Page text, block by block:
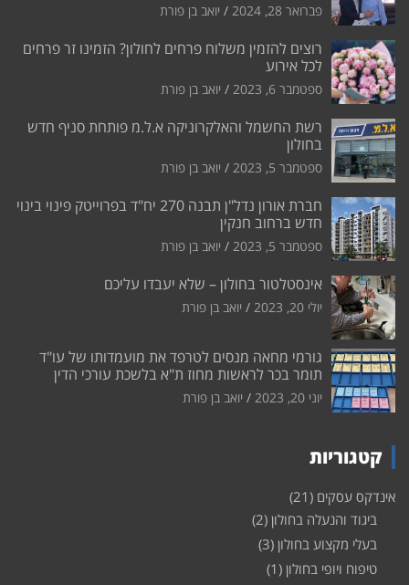
פברואר 28, 2024 יואב בן פורת
רוצים להזמין משלוח פרחים לחולון? הזמינו זר פרחים
לכל אירוע
ספטמבר 6, 2023 יואב בן פורת
רשת החשמל והאלקרוניקה א.ל.מ פותחת סניף חדש
בחולון
ספטמבר 5, 2023 יואב בן פורת
חברת אורון נדל"ן תבנה 270 יח"ד בפרוייטק פינוי בינוי
חדש ברחוב חנקין
ספטמבר 5, 2023 יואב בן פורת
אינסטלטור בחולון – שלא יעבדו עליכם
יולי 20, 2023 יואב בן פורת
גורמי מחאה מנסים לטרפד את מועמדותו של עו"ד
תומר בכר לראשות מחוז ת"א בלשכת עורכי הדין
יוני 20, 2023 יואב בן פורת
קטגוריות
אינדקס עסקים (21)
ביגוד והנעלה בחולון (2)
בעלי מקצוע בחולון (3)
טיפוח ויופי בחולון (1)